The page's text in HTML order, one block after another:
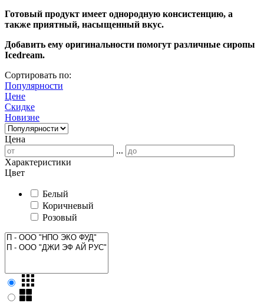
Готовый продукт имеет однородную консистенцию, а
также приятный, насыщенный вкус.
Добавить ему оригинальности помогут различные сиропы
Icedream.
Сортировать по:
Популярности
Цене
Скидке
Новизне
Цена
...
Характеристики
Цвет
Белый
Коричневый
Розовый